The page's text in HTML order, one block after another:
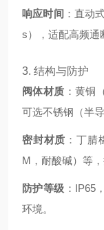
响应时间 ：直动
s），适配高频通
3. 结构与防护
阀体材质 ：黄铜
可选不锈钢（半
密封材质 ：丁腈
M，耐酸碱）等，
防护等级 ：IP65
环境。